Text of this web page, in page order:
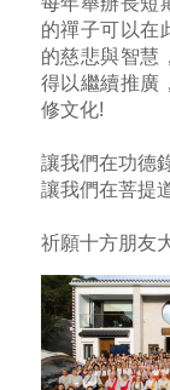
的禪子可以在
的慈悲與智慧
得以繼續推廣
修文化!
讓我們在功德
讓我們在菩提
祈願十方朋友